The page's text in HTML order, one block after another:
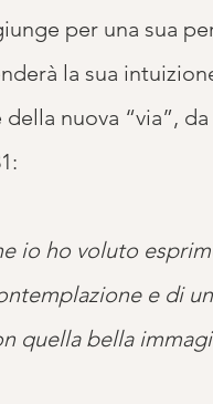
per una sua
la sua
della nuova “via”,
io ho voluto
e di
quella bella